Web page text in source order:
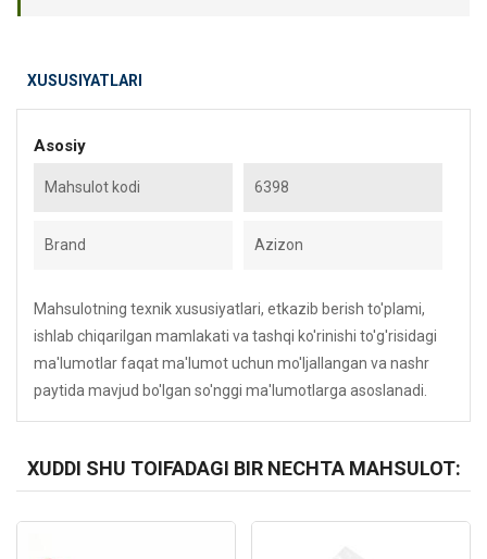
XUSUSIYATLARI
Asosiy
Mahsulot kodi 6398
Brand Azizon
Mahsulotning texnik xususiyatlari, etkazib berish to'plami,
ishlab chiqarilgan mamlakati va tashqi ko'rinishi to'g'risidagi
ma'lumotlar faqat ma'lumot uchun mo'ljallangan va nashr
paytida mavjud bo'lgan so'nggi ma'lumotlarga asoslanadi.
XUDDI SHU TOIFADAGI BIR NECHTA MAHSULOT: